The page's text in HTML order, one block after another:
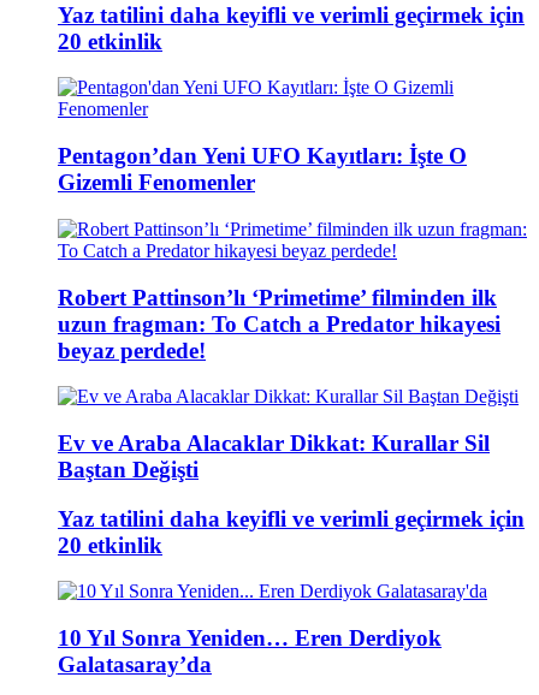
Yaz tatilini daha keyifli ve verimli geçirmek için
20 etkinlik
Pentagon’dan Yeni UFO Kayıtları: İşte O
Gizemli Fenomenler
Robert Pattinson’lı ‘Primetime’ filminden ilk
uzun fragman: To Catch a Predator hikayesi
beyaz perdede!
Ev ve Araba Alacaklar Dikkat: Kurallar Sil
Baştan Değişti
Yaz tatilini daha keyifli ve verimli geçirmek için
20 etkinlik
10 Yıl Sonra Yeniden… Eren Derdiyok
Galatasaray’da